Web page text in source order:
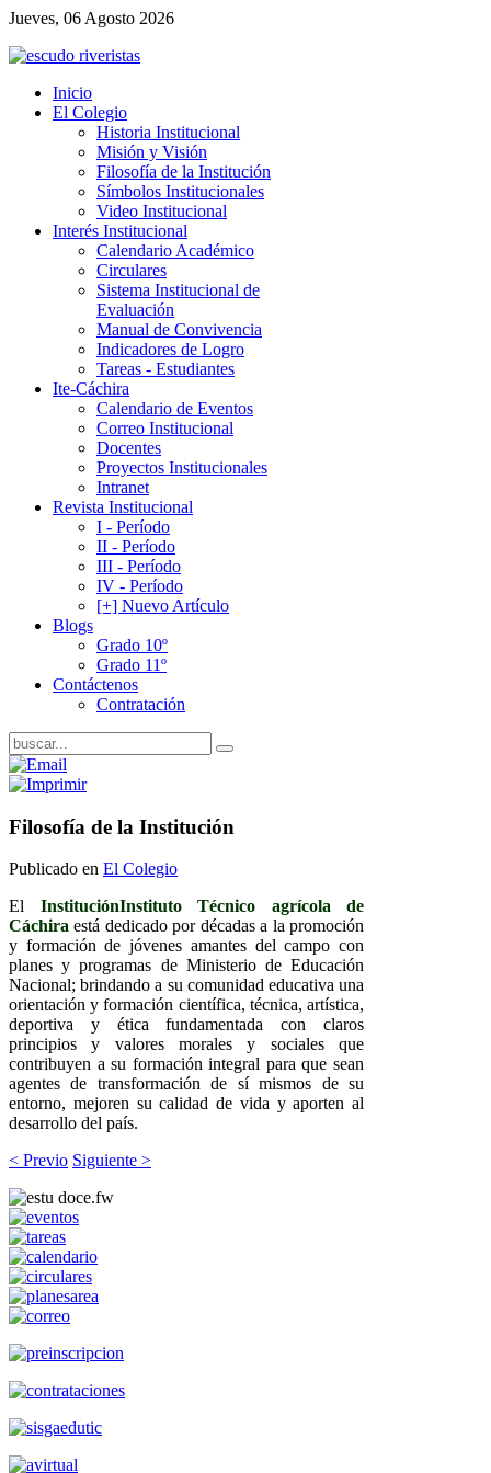
Jueves, 06 Agosto 2026
Inicio
El Colegio
Historia Institucional
Misión y Visión
Filosofía de la Institución
Símbolos Institucionales
Video Institucional
Interés Institucional
Calendario Académico
Circulares
Sistema Institucional de
Evaluación
Manual de Convivencia
Indicadores de Logro
Tareas - Estudiantes
Ite-Cáchira
Calendario de Eventos
Correo Institucional
Docentes
Proyectos Institucionales
Intranet
Revista Institucional
I - Período
II - Período
III - Período
IV - Período
[+] Nuevo Artículo
Blogs
Grado 10º
Grado 11º
Contáctenos
Contratación
Filosofía de la Institución
Publicado en El Colegio
El InstituciónInstituto Técnico agrícola de
Cáchira está dedicado por décadas a la promoción
y formación de jóvenes amantes del campo con
planes y programas de Ministerio de Educación
Nacional; brindando a su comunidad educativa una
orientación y formación científica, técnica, artística,
deportiva y ética fundamentada con claros
principios y valores morales y sociales que
contribuyen a su formación integral para que sean
agentes de transformación de sí mismos de su
entorno, mejoren su calidad de vida y aporten al
desarrollo del país.
< Previo Siguiente >